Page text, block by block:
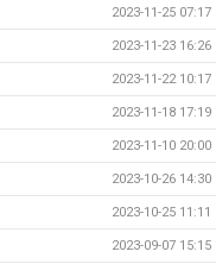
2023-11-25 07:17
2023-11-23 16:26
2023-11-22 10:17
2023-11-18 17:19
2023-11-10 20:00
2023-10-26 14:30
2023-10-25 11:11
2023-09-07 15:15